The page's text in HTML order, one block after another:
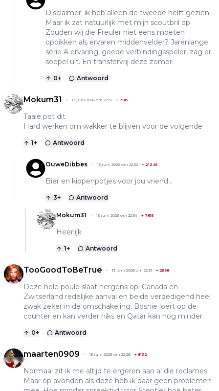
Disclaimer: ik heb alleen de tweede helft gezien.
Maar ik zat natuurlijk met mijn scoutbril op.
Zouden wij die Freuler niet eens moeten
oppikken als ervaren middenvelder? Jarenlange
serie A ervaring, goede verbindingsspeler, zag er
soepel uit. En transfervrij deze zomer.
0+ Antwoord
Mokum31 13 juni 2026 om 22:31 + 7815
Taaie pot dit
Hard werken om wakker te blijven voor de volgende
1+ Antwoord
OuweDibbes 13 juni 2026 om 22:32 + 21245
Bier en kippenpotjes voor jou vriend...
3+ Antwoord
Mokum31 13 juni 2026 om 22:34 + 7815
Heerlijk
1+ Antwoord
TooGoodToBeTrue 13 juni 2026 om 22:31 + 2568
Deze hele poule slaat nergens op. Canada en
Zwitserland redelijke aanval en beide verdedigend heel
zwak zeker in de omschakeling. Bosnie loert op de
counter en kan verder niks en Qatar kan nog minder.
0+ Antwoord
maarten0909 13 juni 2026 om 22:26 + 8132
Normaal zit ik me altijd te ergeren aan al die reclames.
Maar op avonden als deze heb ik daar geen problemen